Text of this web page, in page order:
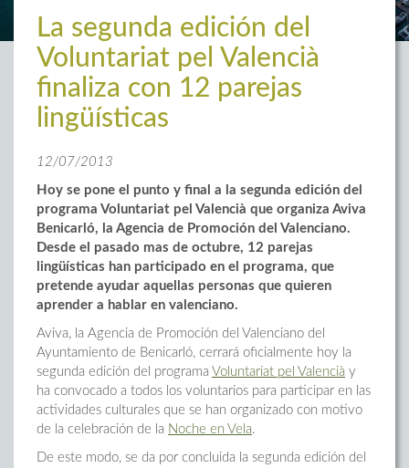
La segunda edición del
Voluntariat pel Valencià
finaliza con 12 parejas
lingüísticas
12/07/2013
Hoy se pone el punto y final a la segunda edición del
programa Voluntariat pel Valencià que organiza Aviva
Benicarló, la Agencia de Promoción del Valenciano.
Desde el pasado mas de octubre, 12 parejas
lingüísticas han participado en el programa, que
pretende ayudar aquellas personas que quieren
aprender a hablar en valenciano.
Aviva, la Agencia de Promoción del Valenciano del
Ayuntamiento de Benicarló, cerrará oficialmente hoy la
segunda edición del programa Voluntariat pel Valencià y
ha convocado a todos los voluntarios para participar en las
actividades culturales que se han organizado con motivo
de la celebración de la Noche en Vela.
De este modo, se da por concluida la segunda edición del